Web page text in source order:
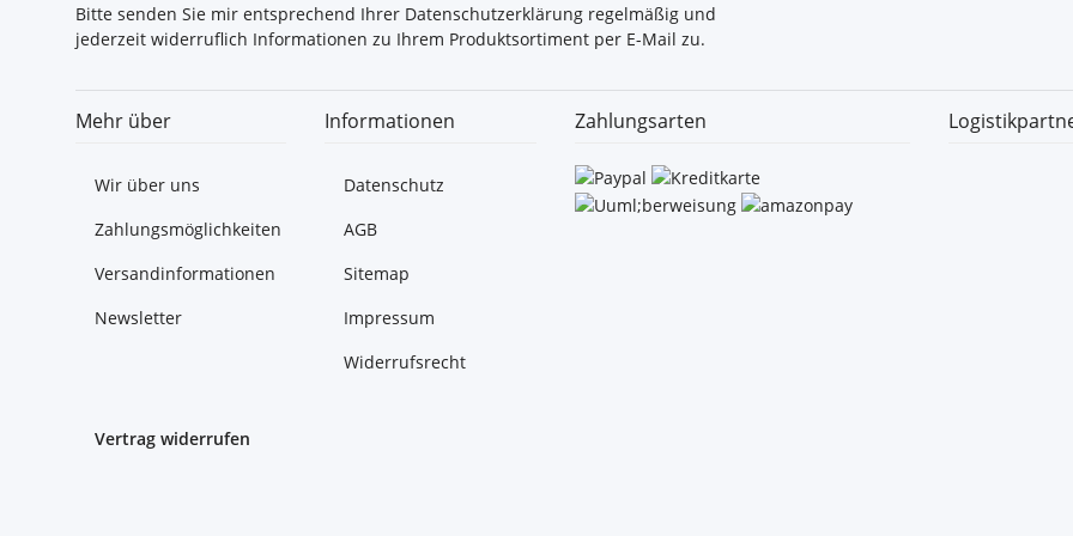
Bitte senden Sie mir entsprechend Ihrer Datenschutzerklärung regelmäßig und
jederzeit widerruflich Informationen zu Ihrem Produktsortiment per E-Mail zu.
Mehr über
Wir über uns
Zahlungsmöglichkeiten
Versandinformationen
Newsletter
Informationen
Datenschutz
AGB
Sitemap
Impressum
Widerrufsrecht
Zahlungsarten
Vertrag widerrufen